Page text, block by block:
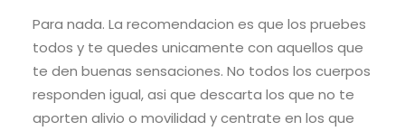
Para nada. La recomendacion es que los pruebes
todos y te quedes unicamente con aquellos que
te den buenas sensaciones. No todos los cuerpos
responden igual, asi que descarta los que no te
aporten alivio o movilidad y centrate en los que